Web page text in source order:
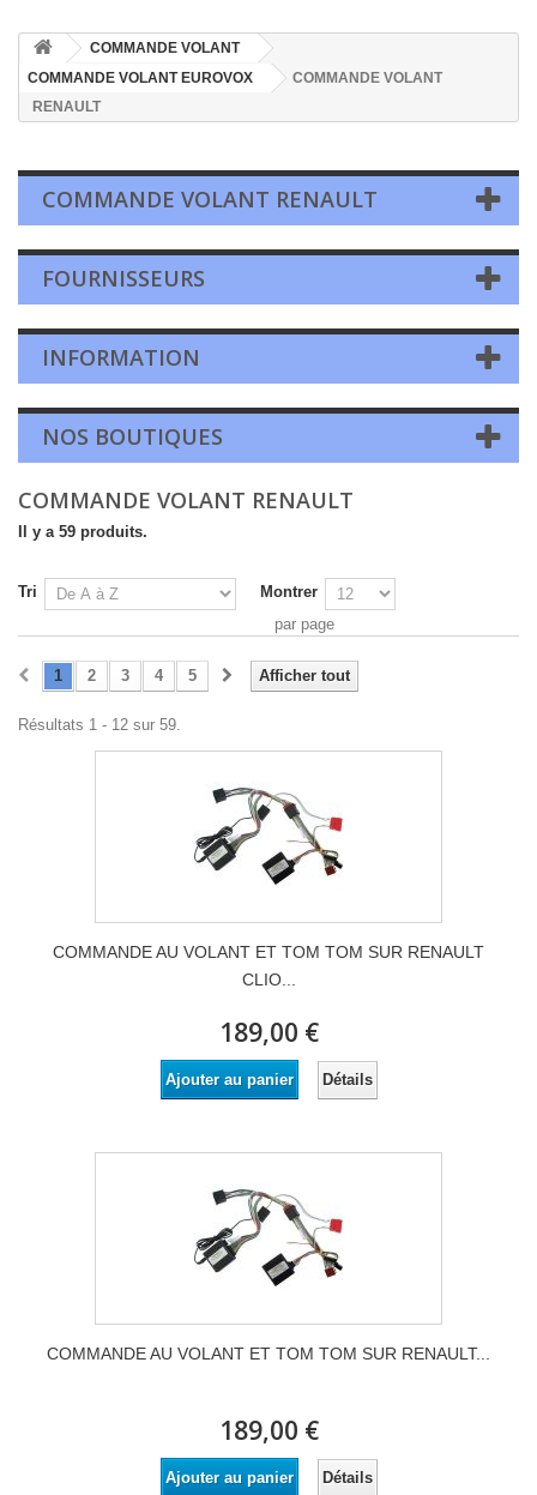
COMMANDE VOLANT
COMMANDE VOLANT EUROVOX
COMMANDE VOLANT
RENAULT
COMMANDE VOLANT RENAULT
FOURNISSEURS
INFORMATION
NOS BOUTIQUES
COMMANDE VOLANT RENAULT
Il y a 59 produits.
Tri
Montrer
par page
Afficher tout
1 2 3 4 5
Résultats 1 - 12 sur 59.
COMMANDE AU VOLANT ET TOM TOM SUR RENAULT
CLIO...
189,00 €
Ajouter au panier Détails
COMMANDE AU VOLANT ET TOM TOM SUR RENAULT...
189,00 €
Ajouter au panier Détails